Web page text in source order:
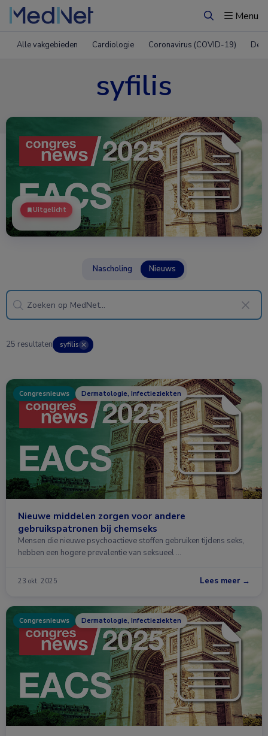
ZoekenMenu
Alle vakgebieden Cardiologie Coronavirus (COVID-19)
syfilis
Uitgelicht
Nascholing Nieuws
25 resultaten syfilis ✕
Congresnieuws Dermatologie, Infectieziekten
Nieuwe middelen zorgen voor andere
gebruikspatronen bij chemseks
Mensen die nieuwe psychoactieve stoffen gebruiken tijdens seks,
hebben een hogere prevalentie van seksueel …
23 okt. 2025 Lees meer →
Congresnieuws Dermatologie, Infectieziekten